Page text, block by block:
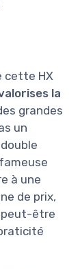
cette HX
la
grandes
un
à une
de prix,
peut-être